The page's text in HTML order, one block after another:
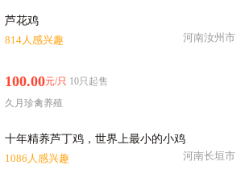
芦花鸡
814人感兴趣
河南汝州市
100.00元/只 10只起售
久月珍禽养殖
十年精养芦丁鸡，世界上最小的小鸡
1086人感兴趣
河南长垣市